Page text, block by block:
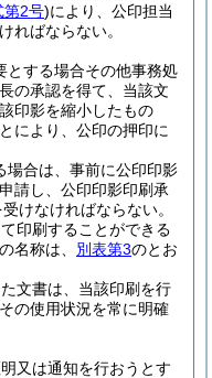
第2号)により、公印担当
ればならない。
とする場合その他事務処
の承認を得て、当該文
印影を縮小したもの
により、公印の押印に
場合は、事前に公印印影
請し、公印印影印刷承
けなければならない。
印刷することができる
名称は、 別表第3のとお
文書は、当該印刷を行
の使用状況を常に明確
又は通知を行おうとす